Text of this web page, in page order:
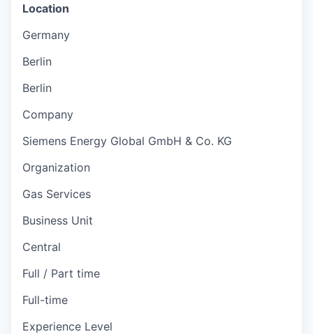
Location
Germany
Berlin
Berlin
Company
Siemens Energy Global GmbH & Co. KG
Organization
Gas Services
Business Unit
Central
Full / Part time
Full-time
Experience Level